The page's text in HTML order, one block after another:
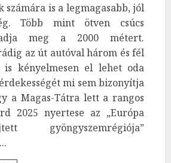
számára is a legmagasabb, jól
Több mint ötven csúcs
meg a 2000 métert.
az út autóval három és fél
kényelmesen el lehet oda
mi sem bizonyítja
a Magas-Tátra lett a rangos
2025 nyertese az „Európa
gyöngyszemrégiója”